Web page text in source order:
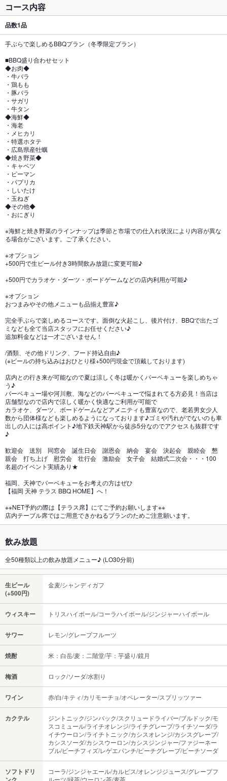
コース内容
品数1品
手ぶらで楽しめるBBQプラン（冬季限定プラン）
■BBQ盛り合わせセット
◆お肉◆
・牛バラ
・鶏もも
・豚バラ
・サガリ
・牛タン
◆海鮮◆
・海老
・メヒカリ
・特選ホタテ
・広島県産牡蠣
◆焼き野菜◆
・キャベツ
・ピーマン
・パプリカ
・しいたけ
・玉ねぎ
◆その他◆
・おにぎり
※海鮮と焼き野菜のラインナップは季節と市場での仕入れ状況により内容が異な
る場合がございます。ご了承ください。
※オプション
+500円で生ビール付き3時間飲み放題に変更可能♪
+500円でカラオケ・ダーツ・ボードゲームなどの店内利用が可能♪
※オプション
おつまみやその他メニューも品揃え豊富♪
完全手ぶらで楽しめるコースです。面倒な火起こし、後片付け、BBQで出たゴ
ミなども全て当店スタッフにお任せください♪
追加料金などは一才ございません！
/酒類、その他ドリンク、フード持込自由♪
(※ビールの持ち込みはおひとり様+500円現金で頂戴しております)
店内との行き来が可能なので夏は涼しく冬は暖かくバーベキューを楽しめちゃ
う♪
バーベキュー場や河川敷、海などのバーベキューで悩まれてる方必見！当店は
店舗型なので店内で涼しく暖かく快適なご利用が可能で
カラオケ、ダーツ、ボードゲームなどアメニティも豊富なので、老若男女少人
数から団体様なども楽しめるようになっております♪ゴミや汚れがでないのも車
出しの人には高ポイント♪地下鉄天神駅から徒歩5分なのでアクセスも抜群です
♪
歓迎会 送別 同窓会 誕生日会 謝恩会 納会 宴会 決起会 親睦会 懇
親会 打ち上げ 慰労会 壮行会 激励会 女子会 結婚式二次会・・・100
名超のイベント実績あり★
福岡、天神でバーベキューをお考えの方はぜひ
【福岡 天神 テラス BBQ HOME】へ！
※※NET予約の際は【テラス席】にてご予約お願いします※※
店内テーブル席ではご用意できかねるプランのためご注意願います。
飲み放題
全50種類以上の飲み放題メニュー♪ (LO30分前)
生ビール
(+500円)
金麦/シャンディガフ
ウィスキー トリスハイボール/コーラハイボール/ジンジャーハイボール
サワー レモン/グレープフルーツ
焼酎 米：白岳/麦：二階堂/芋：芋盛り/鏡月
梅酒 ロック/ソーダ/水割り
ワイン 赤/白/キティ/カリモーチョ/オペレーター/スプリッツァー
カクテル
ジントニック/ジンバック/スクリュードライバー/ブルドック/モ
スコミュール/ライチオレンジ/ライチグレープ/ライチソーダ/ラ
イチウーロン/ライチトニック/カシスオレンジ/カシスグレープ/
カシスソーダ/カシスウーロン/カシスジンジャー/ファジーネー
ブル/ピーチフィズ/レゲエパンチ/ピーチグレープ/ピーチソーダ
ソフトドリ
コーラ/ジンジャエール/カルピス/オレンジジュース/グレープフ
ルーツ/緑茶/ウーロン茶/麦茶